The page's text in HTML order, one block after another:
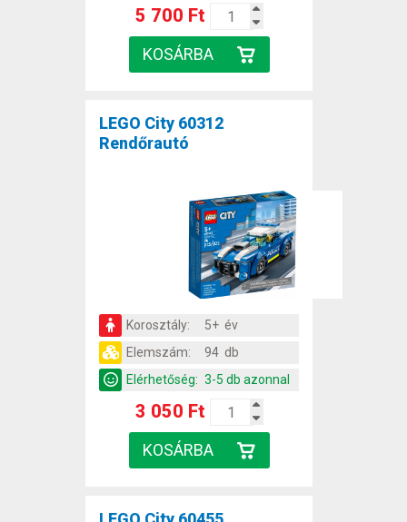
5 700 Ft
LEGO City 60312
Rendőrautó
Korosztály:
5+ év
Elemszám:
94 db
Elérhetőség: 3-5 db azonnal
3 050 Ft